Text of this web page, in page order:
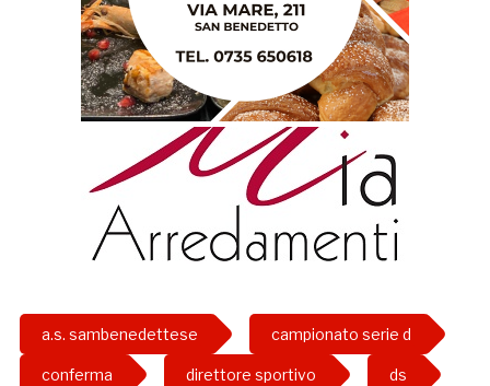
a.s. sambenedettese campionato serie d
conferma direttore sportivo ds